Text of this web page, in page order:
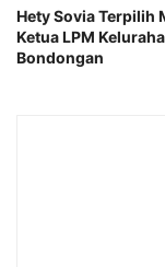
Hety Sovia Terpilih
Ketua LPM
Bondongan